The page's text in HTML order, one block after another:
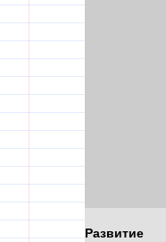
Развитие